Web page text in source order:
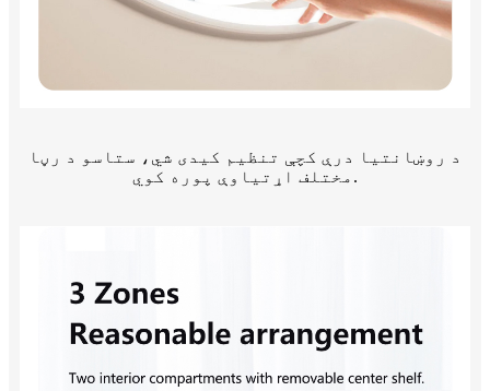
د روښانتیا درې کچې تنظیم کیدی شي، ستاسو د رڼا
مختلف اړتیاوې پوره کوي.